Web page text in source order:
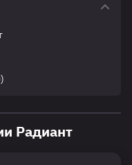
Радиант